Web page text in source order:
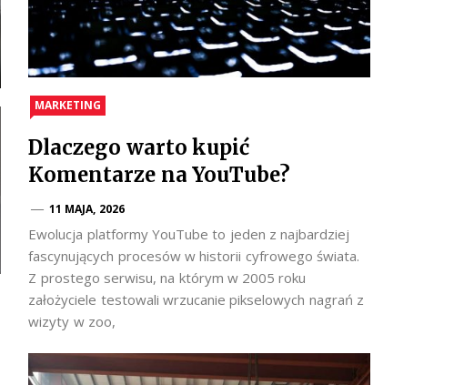
MARKETING
Dlaczego warto kupić
Komentarze na YouTube?
11 MAJA, 2026
Ewolucja platformy YouTube to jeden z najbardziej
fascynujących procesów w historii cyfrowego świata.
Z prostego serwisu, na którym w 2005 roku
założyciele testowali wrzucanie pikselowych nagrań z
wizyty w zoo,